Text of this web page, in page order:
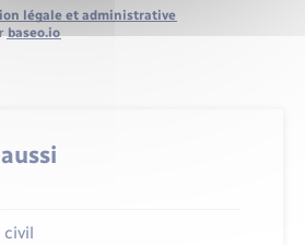
légale et administrative
baseo.io
civil